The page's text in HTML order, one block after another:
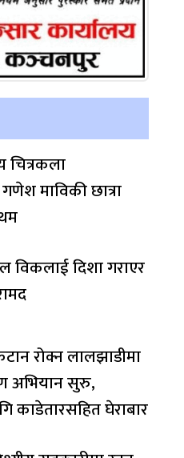
चित्रकला
गणेश माविकी छात्रा
विकलाई दिशा गराएर
रोक्न लालझाडीमा
अभियान सुरु,
काडेतारसहित घेराबार